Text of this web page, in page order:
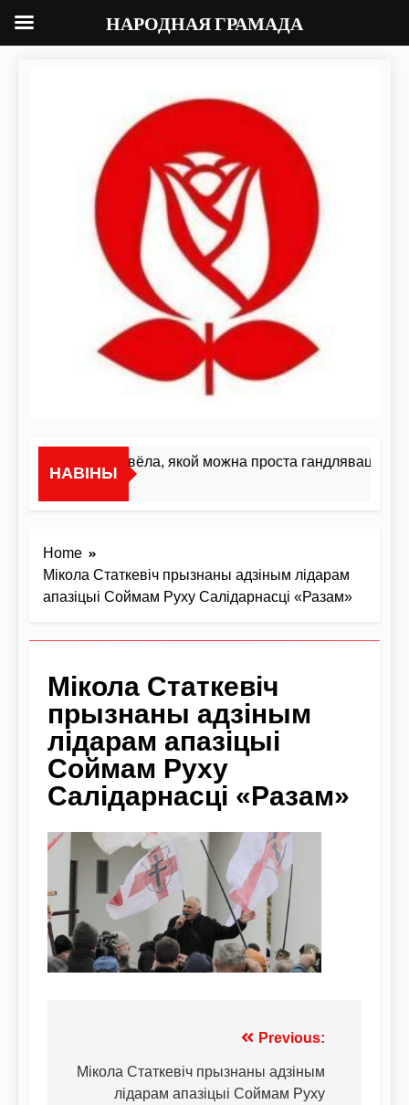
НАВІНЫ
«Я не жывёла, якой можна проста гандляваць»У
Home
Мікола Статкевіч прызнаны адзіным лідарам
апазіцыі Соймам Руху Салідарнасці «Разам»
Мікола Статкевіч
прызнаны адзіным
лідарам апазіцыі
Соймам Руху
Салідарнасці «Разам»
Previous:
Мікола Статкевіч прызнаны адзіным
лідарам апазіцыі Соймам Руху
НАРОДНАЯ ГРАМАДА